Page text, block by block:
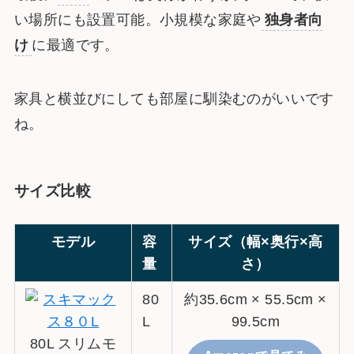
い場所にも設置可能。小規模な家庭や 独身者向
け に最適です。
家具と横並びにしても部屋に馴染むのがいいです
ね。
サイズ比較
モデル
容
量
サイズ（幅×奥行×高
さ）
80L スリムモ
80
L
約35.6cm × 55.5cm ×
99.5cm